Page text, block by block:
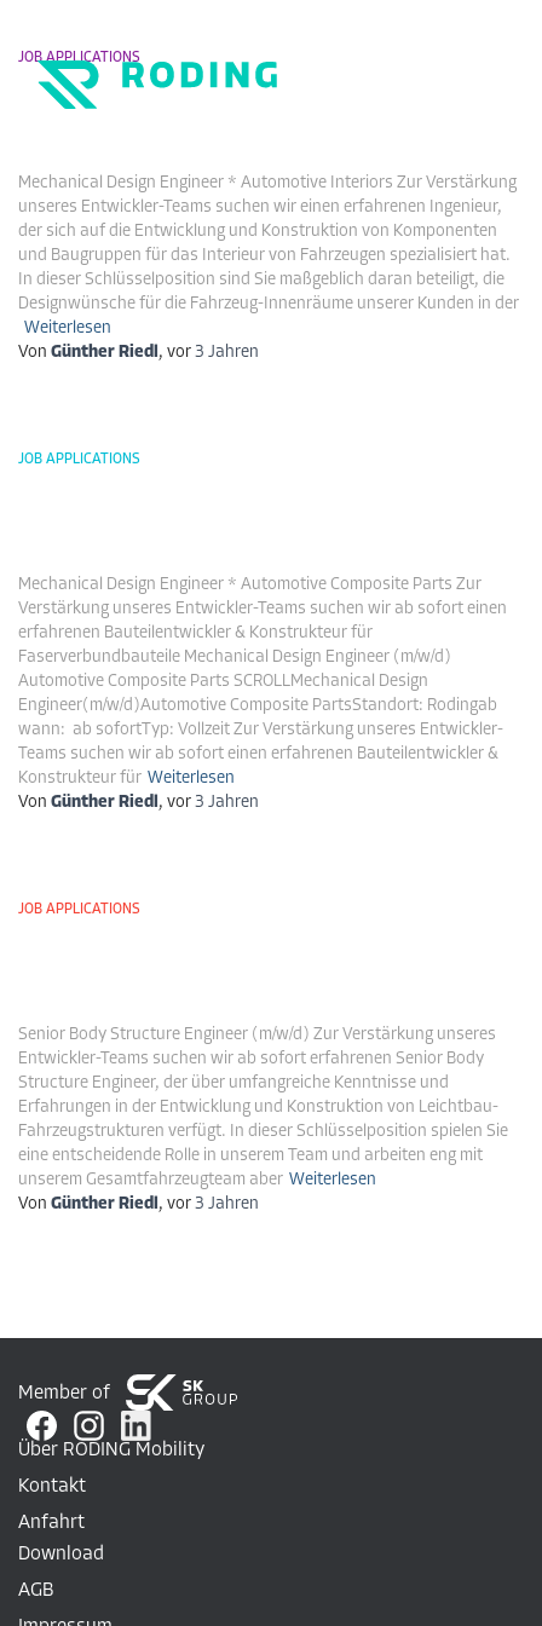
JOB APPLICATIONS
Mechanical Design Engineer (m/w/d) –
Mechanical Design Engineer * Automotive Interiors Zur Verstärkung
unseres Entwickler-Teams suchen wir einen erfahrenen Ingenieur,
der sich auf die Entwicklung und Konstruktion von Komponenten
und Baugruppen für das Interieur von Fahrzeugen spezialisiert hat.
In dieser Schlüsselposition sind Sie maßgeblich daran beteiligt, die
Designwünsche für die Fahrzeug-Innenräume unserer Kunden in der
Weiterlesen
Von Günther Riedl, vor 3 Jahren
JOB APPLICATIONS
Mechanical Design Engineer * Automotive Composite Parts Zur
Verstärkung unseres Entwickler-Teams suchen wir ab sofort einen
erfahrenen Bauteilentwickler & Konstrukteur für
Faserverbundbauteile Mechanical Design Engineer (m/w/d)
Automotive Composite Parts SCROLLMechanical Design
Engineer(m/w/d)Automotive Composite PartsStandort: Rodingab
wann: ab sofortTyp: Vollzeit Zur Verstärkung unseres Entwickler-
Teams suchen wir ab sofort einen erfahrenen Bauteilentwickler &
Konstrukteur für Weiterlesen
Von Günther Riedl, vor 3 Jahren
JOB APPLICATIONS
Senior Body Structure Engineer (m/w/d) Zur Verstärkung unseres
Entwickler-Teams suchen wir ab sofort erfahrenen Senior Body
Structure Engineer, der über umfangreiche Kenntnisse und
Erfahrungen in der Entwicklung und Konstruktion von Leichtbau-
Fahrzeugstrukturen verfügt. In dieser Schlüsselposition spielen Sie
eine entscheidende Rolle in unserem Team und arbeiten eng mit
unserem Gesamtfahrzeugteam aber Weiterlesen
Von Günther Riedl, vor 3 Jahren
Member of
Über RODING Mobility
Kontakt
Anfahrt
Download
AGB